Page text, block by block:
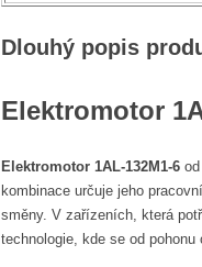
Dlouhý popis
Elektromotor
Elektromotor 1AL-132M1-6
kombinace určuje jeho
směny. V zařízeních, která
technologie, kde se od